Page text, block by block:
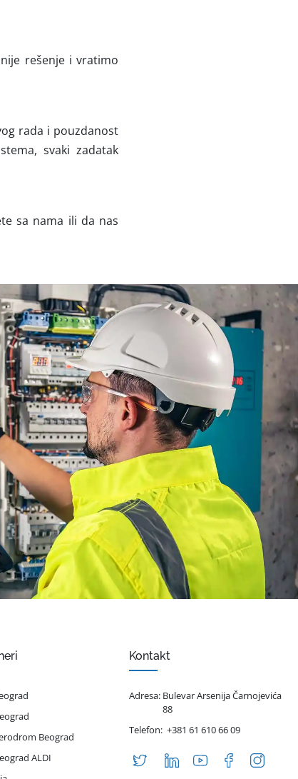
rešenje i vratimo
rada i pouzdanost
svaki zadatak
sa nama ili da nas
Beograd
ALDI
Kontakt
Adresa: Bulevar Arsenija Čarnojevića
88
Telefon: +381 61 610 66 09